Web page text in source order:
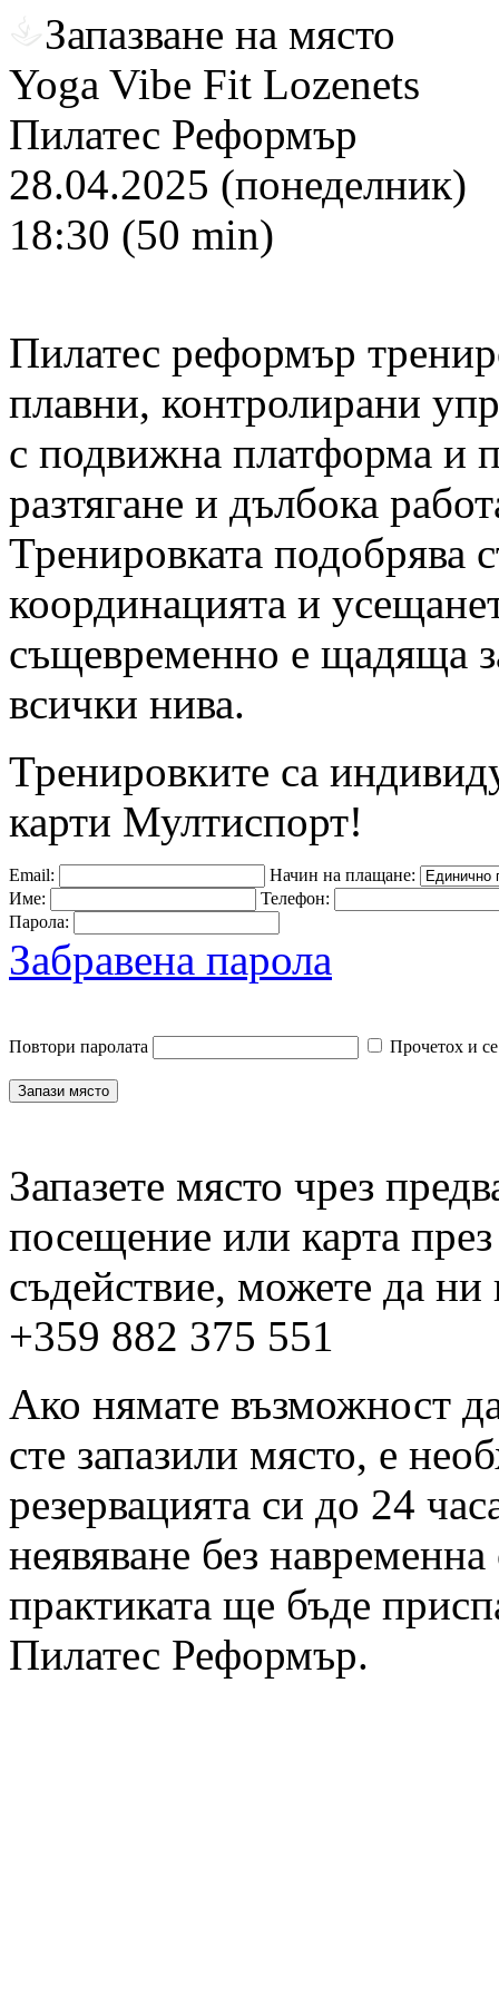
Запазване на място
Yoga Vibe Fit Lozenets
Пилатес Реформър
28.04.2025 (понеделник)
18:30 (50 min)
Пилатес реформър
плавни, контролирани
с подвижна платформа и
разтягане и дълбока
Тренировката подобрява
координацията и
същевременно е щадяща
всички нива.
Тренировките са
карти Мултиспорт!
Email:
Начин на плащане:
Име:
Телефон:
Парола:
Забравена парола
Повтори паролата Прочетох и
Запазете място чрез
посещение или карта
съдействие, можете да
+359 882 375 551
Ако нямате възможност
сте запазили място, е
резервацията си до 24
неявяване без
практиката ще бъде
Пилатес Реформър.